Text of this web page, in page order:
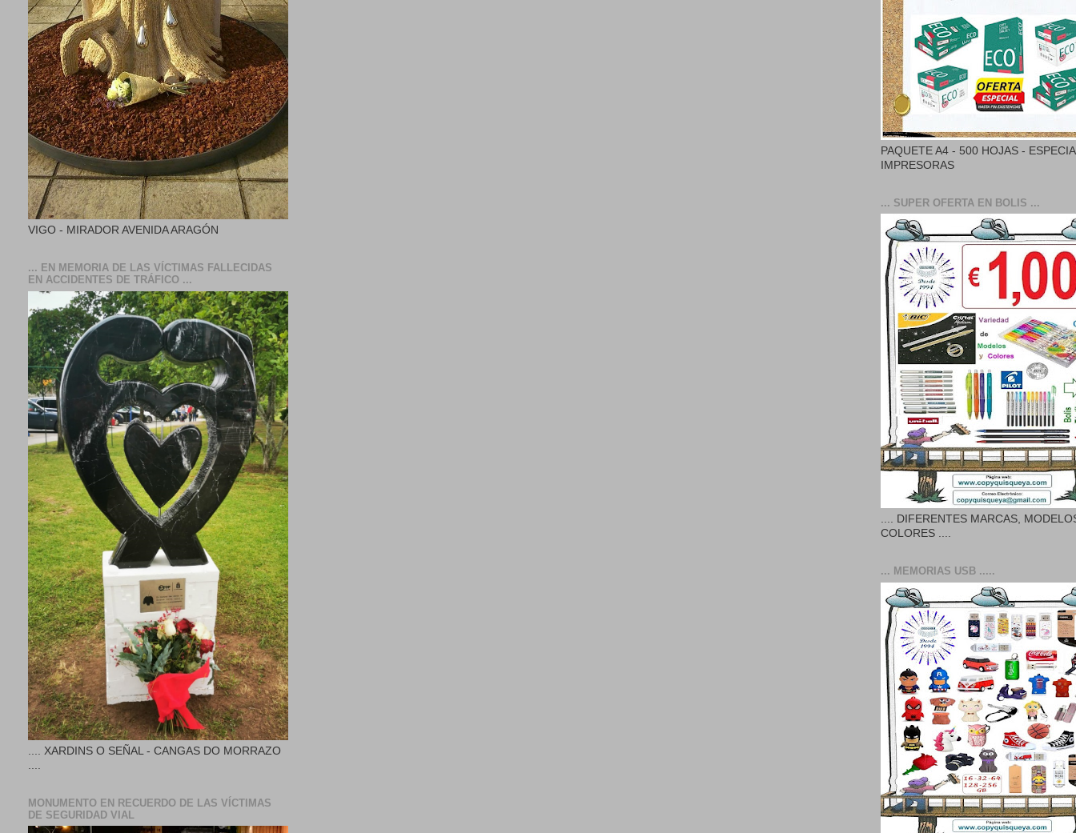
VIGO - MIRADOR AVENIDA ARAGÓN
... EN MEMORIA DE LAS VÍCTIMAS FALLECIDAS
EN ACCIDENTES DE TRÁFICO ...
.... XARDINS O SEÑAL - CANGAS DO MORRAZO
MONUMENTO EN RECUERDO DE LAS VÍCTIMAS
DE SEGURIDAD VIAL
PAQUETE A4 - 500 HOJAS -
IMPRESORAS
... SUPER OFERTA EN BOLIS ...
.... DIFERENTES MARCAS,
COLORES ....
... MEMORIAS USB .....